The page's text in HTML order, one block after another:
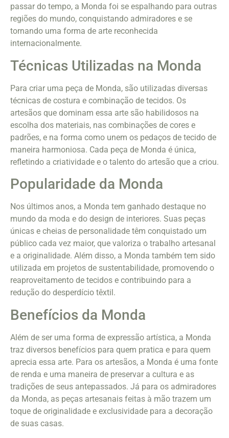
passar do tempo, a Monda foi se espalhando para outras
regiões do mundo, conquistando admiradores e se
tornando uma forma de arte reconhecida
internacionalmente.
Técnicas Utilizadas na Monda
Para criar uma peça de Monda, são utilizadas diversas
técnicas de costura e combinação de tecidos. Os
artesãos que dominam essa arte são habilidosos na
escolha dos materiais, nas combinações de cores e
padrões, e na forma como unem os pedaços de tecido de
maneira harmoniosa. Cada peça de Monda é única,
refletindo a criatividade e o talento do artesão que a criou.
Popularidade da Monda
Nos últimos anos, a Monda tem ganhado destaque no
mundo da moda e do design de interiores. Suas peças
únicas e cheias de personalidade têm conquistado um
público cada vez maior, que valoriza o trabalho artesanal
e a originalidade. Além disso, a Monda também tem sido
utilizada em projetos de sustentabilidade, promovendo o
reaproveitamento de tecidos e contribuindo para a
redução do desperdício têxtil.
Benefícios da Monda
Além de ser uma forma de expressão artística, a Monda
traz diversos benefícios para quem pratica e para quem
aprecia essa arte. Para os artesãos, a Monda é uma fonte
de renda e uma maneira de preservar a cultura e as
tradições de seus antepassados. Já para os admiradores
da Monda, as peças artesanais feitas à mão trazem um
toque de originalidade e exclusividade para a decoração
de suas casas.